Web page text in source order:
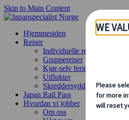
Skip to Main Content
Hjemmesiden
Reiser
Individuelle reiser
Gruppereiser
Kjør-selv ferie
Utflukter
Skreddersydde gruppereiser
Japan Rail Pass
Hvordan vi jobber
Om oss